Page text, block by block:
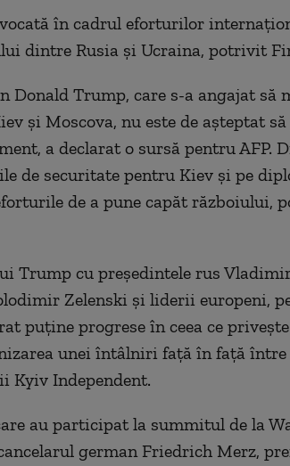
în cadrul eforturilor
dintre Rusia și Ucraina, potrivit
Donald Trump, care s-a angajat să
și Moscova, nu este de așteptat
a declarat o sursă pentru AFP.
de securitate pentru Kiev și pe
de a pune capăt războiului,
Trump cu președintele rus
Zelenski și liderii europeni,
puține progrese în ceea ce
unei întâlniri față în față între
Kyiv Independent.
au participat la summitul de la
german Friedrich Merz,